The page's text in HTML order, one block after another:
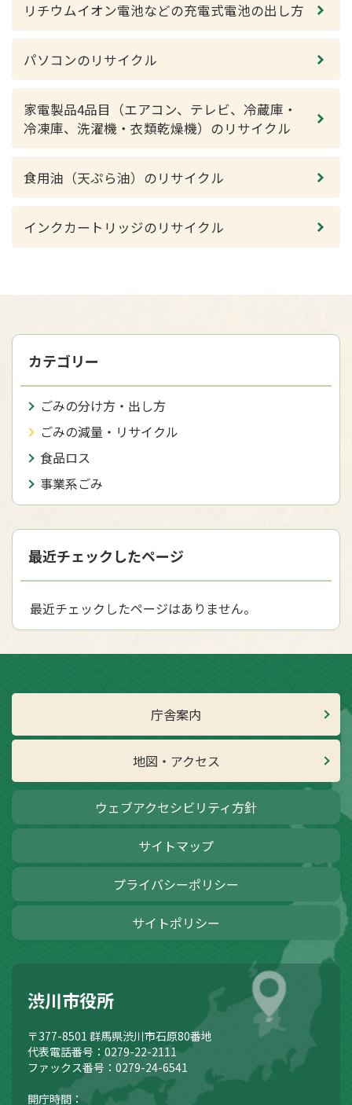
リチウムイオン電池などの充電式電池の出し方
パソコンのリサイクル
家電製品4品目（エアコン、テレビ、冷蔵庫・
冷凍庫、洗濯機・衣類乾燥機）のリサイクル
食用油（天ぷら油）のリサイクル
インクカートリッジのリサイクル
カテゴリー
ごみの分け方・出し方
ごみの減量・リサイクル
食品ロス
事業系ごみ
最近チェックしたページ
最近チェックしたページはありません。
庁舎案内
地図・アクセス
ウェブアクセシビリティ方針
サイトマップ
プライバシーポリシー
サイトポリシー
渋川市役所
〒377-8501 群馬県渋川市石原80番地
代表電話番号：0279-22-2111
ファックス番号：0279-24-6541
開庁時間：